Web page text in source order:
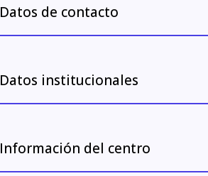
Datos de contacto
Datos institucionales
Información del centro